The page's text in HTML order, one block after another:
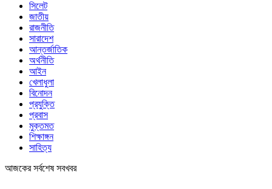
সিলেট
জাতীয়
রাজনীতি
সারাদেশ
আন্তর্জাতিক
অর্থনীতি
আইন
খেলাধুলা
বিনোদন
প্রযুক্তি
প্রবাস
মুক্তমত
শিক্ষাঙ্গন
সাহিত্য
আজকের সর্বশেষ সবখবর